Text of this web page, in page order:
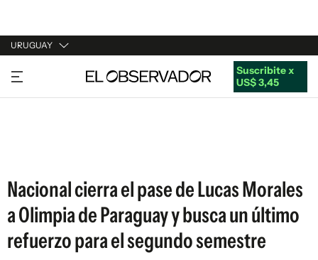
URUGUAY
URUGUAY
ARGENTINA
Suscribite x
US$ 3,45
Nacional cierra el pase de Lucas Morales
a Olimpia de Paraguay y busca un último
refuerzo para el segundo semestre